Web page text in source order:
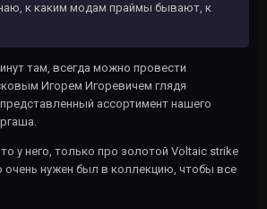
к каким модам праймы бывают, к
там, всегда можно провести
Игорем Игоревичем глядя
ассортимент нашего
у него, только про золотой Voltaic strike
очень нужен был в коллекцию, чтобы все